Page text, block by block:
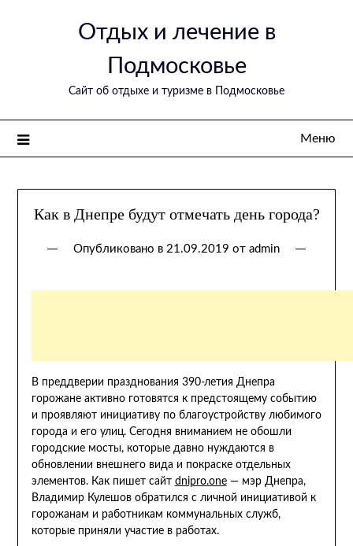
Отдых и лечение в
Подмосковье
Сайт об отдыхе и туризме в Подмосковье
Меню
Как в Днепре будут отмечать день города?
Опубликовано в 21.09.2019 от admin
В преддверии празднования 390-летия Днепра
горожане активно готовятся к предстоящему событию
и проявляют инициативу по благоустройству любимого
города и его улиц. Сегодня вниманием не обошли
городские мосты, которые давно нуждаются в
обновлении внешнего вида и покраске отдельных
элементов. Как пишет сайт dnipro.one— мэр Днепра,
Владимир Кулешов обратился с личной инициативой к
горожанам и работникам коммунальных служб,
которые приняли участие в работах.